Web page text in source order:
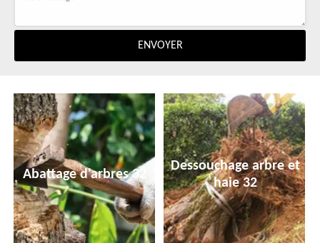
Abattage d'arbres 32
Dessouchage arbre et
haie 32